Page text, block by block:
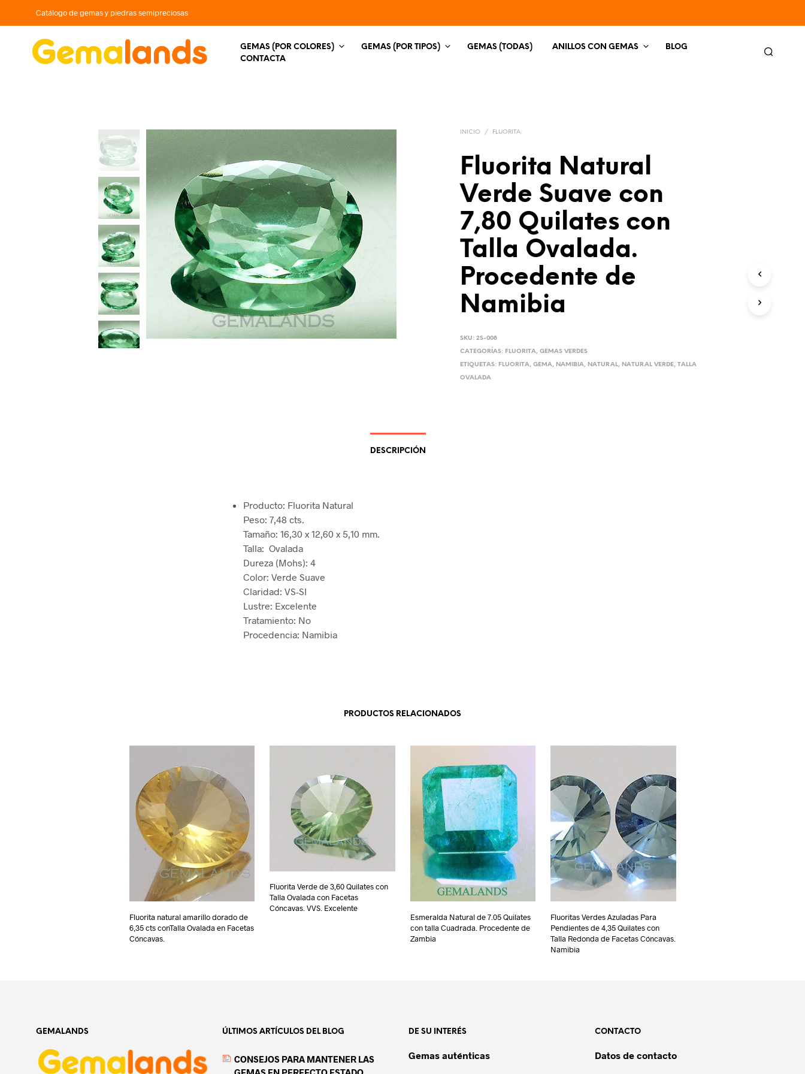
Catálogo de gemas y piedras semipreciosas
GEMAS (POR COLORES) GEMAS (POR TIPOS) GEMAS (TODAS) ANILLOS CON GEMAS
BLOG
CONTACTA
INICIO / FLUORITA
Fluorita Natural
Verde Suave con
7,80 Quilates con
Talla Ovalada.
Procedente de
Namibia
SKU:2S-008
CATEGORÍAS: FLUORITA,GEMAS VERDES
ETIQUETAS: FLUORITA,GEMA, NAMIBIA, NATURAL, NATURAL VERDE,TALLA
OVALADA
DESCRIPCIÓN
Producto: Fluorita Natural
Peso: 7,48 cts.
Tamaño: 16,30 x 12,60 x 5,10 mm.
Talla: Ovalada
Dureza (Mohs): 4
Color: Verde Suave
Claridad: VS-SI
Lustre: Excelente
Tratamiento: No
Procedencia: Namibia
PRODUCTOS RELACIONADOS
Fluorita natural amarillo dorado de
6,35 cts conTalla Ovalada en Facetas
Cóncavas.
Fluorita Verde de 3,60 Quilates con
Talla Ovalada con Facetas
Cóncavas. VVS. Excelente
Esmeralda Natural de 7.05 Quilates
con talla Cuadrada. Procedente de
Zambia
Fluoritas Verdes Azuladas Para
Pendientes de 4,35 Quilates con
Talla Redonda de Facetas Cóncavas.
Namibia
GEMALANDS ÚLTIMOS ARTÍCULOS DEL BLOG
CONSEJOS PARA MANTENER LAS
DE SU INTERÉS
Gemas auténticas
CONTACTO
Datos de contacto